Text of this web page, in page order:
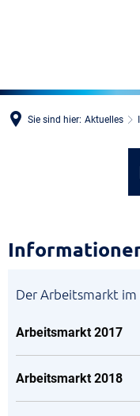
Sie sind hier: Aktuelles
Informationen
Arbeitsmarkt
Der Arbeitsmarkt im
Arbeitsmarkt 2017
Arbeitsmarkt 2018